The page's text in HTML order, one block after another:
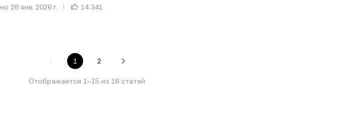
28 янв. 2026 г. 14 341
1 2
Отображается 1 –15 из 16 статей